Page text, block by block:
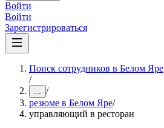
Войти
Войти
Зарегистрироваться
Поиск сотрудников в Белом Яре
/
... /
резюме в Белом Яре/
управляющий в ресторан